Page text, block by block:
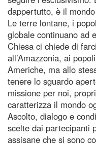
dappertutto, è il
Le terre lontane, i
globale continuano ad
Chiesa ci chiede di
all’Amazzonia, ai
Americhe, ma allo
tenere lo sguardo
missione per noi,
caratterizza il mondo
Ascolto, dialogo e
scelte dai partecipanti
assisane che si sono